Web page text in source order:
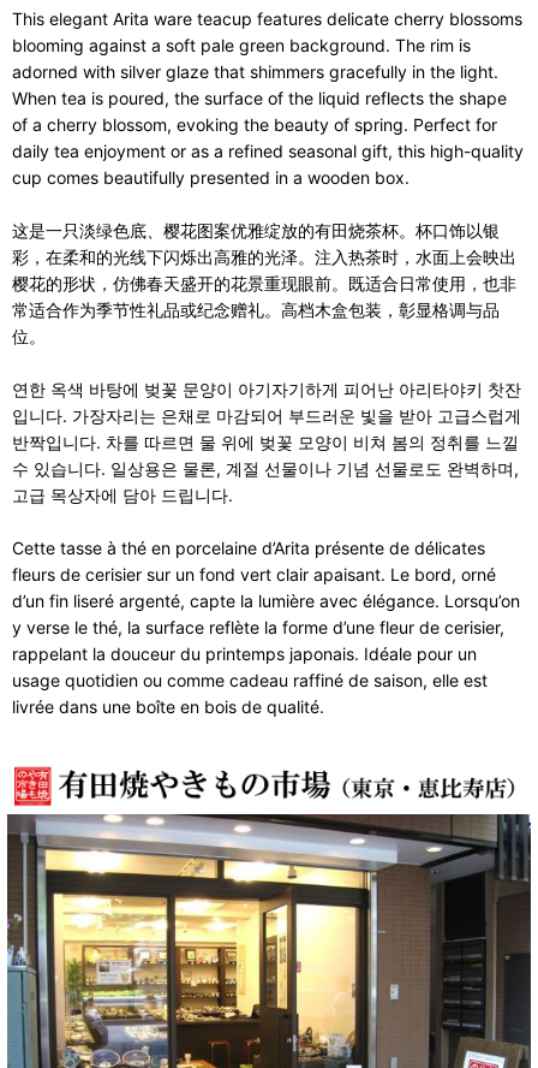
This elegant Arita ware teacup features delicate cherry blossoms
blooming against a soft pale green background. The rim is
adorned with silver glaze that shimmers gracefully in the light.
When tea is poured, the surface of the liquid reflects the shape
of a cherry blossom, evoking the beauty of spring. Perfect for
daily tea enjoyment or as a refined seasonal gift, this high-quality
cup comes beautifully presented in a wooden box.
这是一只淡绿色底、樱花图案优雅绽放的有田烧茶杯。杯口饰以银
彩，在柔和的光线下闪烁出高雅的光泽。注入热茶时，水面上会映出
樱花的形状，仿佛春天盛开的花景重现眼前。既适合日常使用，也非
常适合作为季节性礼品或纪念赠礼。高档木盒包装，彰显格调与品
位。
연한 옥색 바탕에 벚꽃 문양이 아기자기하게 피어난 아리타야키 찻잔
입니다. 가장자리는 은채로 마감되어 부드러운 빛을 받아 고급스럽게
반짝입니다. 차를 따르면 물 위에 벚꽃 모양이 비쳐 봄의 정취를 느낄
수 있습니다. 일상용은 물론, 계절 선물이나 기념 선물로도 완벽하며,
고급 목상자에 담아 드립니다.
Cette tasse à thé en porcelaine d’Arita présente de délicates
fleurs de cerisier sur un fond vert clair apaisant. Le bord, orné
d’un fin liseré argenté, capte la lumière avec élégance. Lorsqu’on
y verse le thé, la surface reflète la forme d’une fleur de cerisier,
rappelant la douceur du printemps japonais. Idéale pour un
usage quotidien ou comme cadeau raffiné de saison, elle est
livrée dans une boîte en bois de qualité.